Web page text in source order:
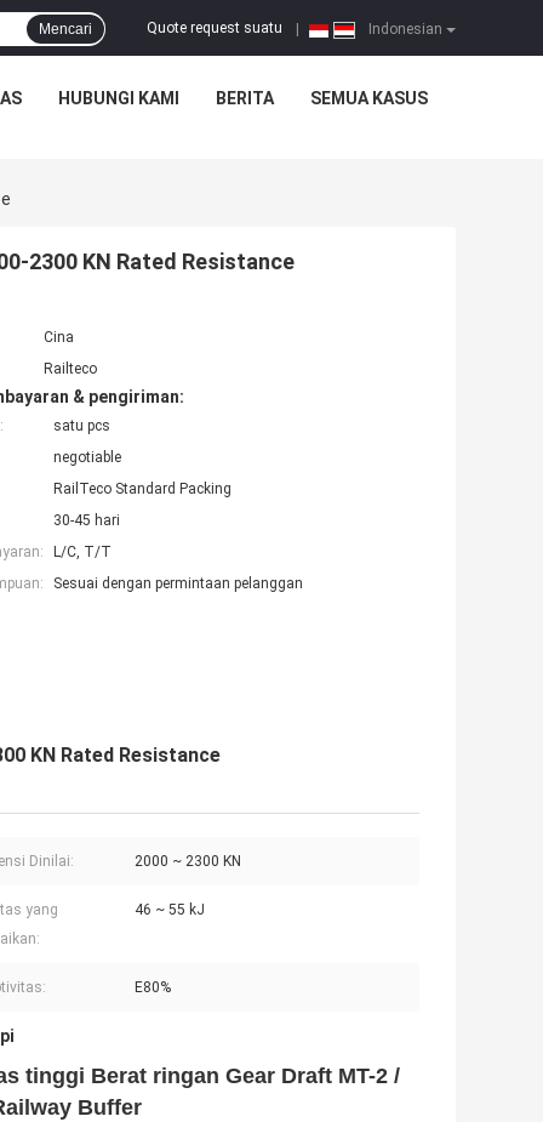
Indonesian
Quote request suatu
Mencari
HUBUNGI KAMI BERITA SEMUA KASUS
2300 KN Rated Resistance
Cina
Railteco
& pengiriman:
satu pcs
negotiable
RailTeco Standard Packing
30-45 hari
L/C, T/T
Sesuai dengan permintaan pelanggan
KN Rated Resistance
Dinilai: 2000 ~ 2300 KN
yang
46 ~ 55 kJ
E80%
tinggi Berat ringan Gear Draft MT-2 /
Buffer